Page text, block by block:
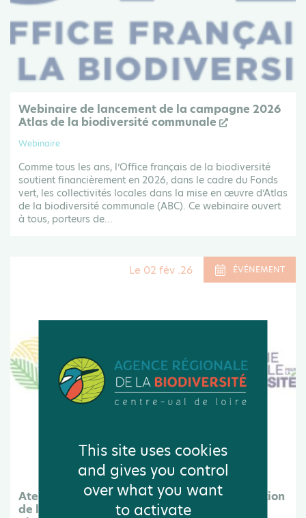
Webinaire de lancement de la campagne 2026
Atlas de la biodiversité communale
Webinaire
Comme tous les ans, l’Office français de la biodiversité
soutient financièrement en 2026, dans le cadre du Fonds
vert, les collectivités locales dans la mise en œuvre d’Atlas
de la biodiversité communale (ABC). Ce webinaire ouvert
à tous, porteurs de...
Le 02 fév .26 ÉVÉNEMENT
Atelier du Loir-et-Cher (41) pour la concertation
de la future Stratégie Régionale pour la
This site uses cookies
and gives you control
over what you want
to activate